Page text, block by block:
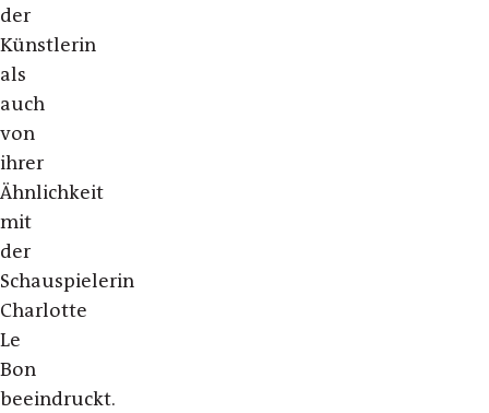
der
Künstlerin
als
auch
von
ihrer
Ähnlichkeit
mit
der
Schauspielerin
Charlotte
Le
Bon
beeindruckt.